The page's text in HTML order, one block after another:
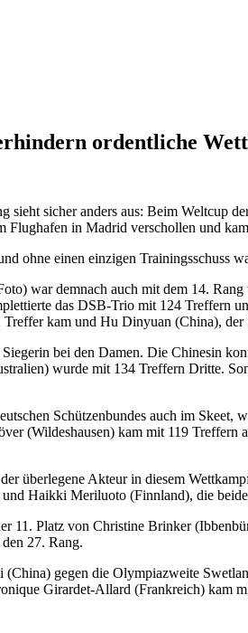
ordentliche
sieht sicher anders aus: Beim Weltcup
Flughafen in Madrid verschollen und
ohne einen einzigen Trainingsschuss
war demnach auch mit dem 14.
das DSB-Trio mit 124 Treffern
kam und Hu Dinyuan (China),
bei den Damen. Die Chinesin
wurde mit 134 Treffern Dritte.
Schützenbundes auch im
(Wildeshausen) kam mit 119
überlegene Akteur in diesem
Haikki Meriluoto (Finnland), die
11. Platz von Christine Brinker
27. Rang.
(China) gegen die Olympiazweite
Girardet-Allard (Frankreich) kam